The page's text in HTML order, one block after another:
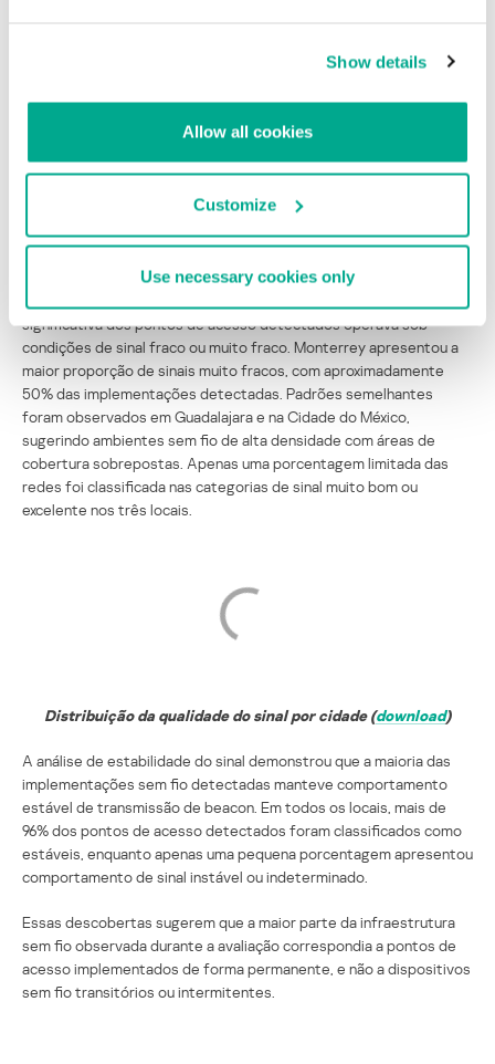
Show details
Allow all cookies
Customize
Use necessary cookies only
Características de frequência e sinal
avaliar a qualidade da cobertura, a intensidade do sinal e a
utilização das faixas de frequência nas três cidades. A qualidade
confiabilidade da rede sem fio, a conectividade dos clientes, o
desempenho de roaming e a eficiência geral da rede em ambientes
urbanos densamente povoados.
significativa dos pontos de acesso detectados operava sob
condições de sinal fraco ou muito fraco. Monterrey apresentou a
maior proporção de sinais muito fracos, com aproximadamente
50% das implementações detectadas. Padrões semelhantes
foram observados em Guadalajara e na Cidade do México,
sugerindo ambientes sem fio de alta densidade com áreas de
cobertura sobrepostas. Apenas uma porcentagem limitada das
redes foi classificada nas categorias de sinal muito bom ou
excelente nos três locais.
Distribuição da qualidade do sinal por cidade (download)
A análise de estabilidade do sinal demonstrou que a maioria das
implementações sem fio detectadas manteve comportamento
estável de transmissão de beacon. Em todos os locais, mais de
96% dos pontos de acesso detectados foram classificados como
estáveis, enquanto apenas uma pequena porcentagem apresentou
comportamento de sinal instável ou indeterminado.
Essas descobertas sugerem que a maior parte da infraestrutura
sem fio observada durante a avaliação correspondia a pontos de
acesso implementados de forma permanente, e não a dispositivos
sem fio transitórios ou intermitentes.